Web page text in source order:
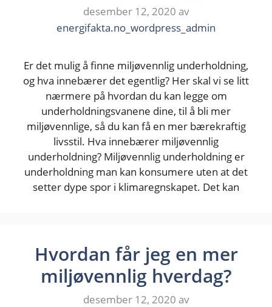
desember 12, 2020 av
energifakta.no_wordpress_admin
Er det mulig å finne miljøvennlig underholdning,
og hva innebærer det egentlig? Her skal vi se litt
nærmere på hvordan du kan legge om
underholdningsvanene dine, til å bli mer
miljøvennlige, så du kan få en mer bærekraftig
livsstil. Hva innebærer miljøvennlig
underholdning? Miljøvennlig underholdning er
underholdning man kan konsumere uten at det
setter dype spor i klimaregnskapet. Det kan
Hvordan får jeg en mer
miljøvennlig hverdag?
desember 12, 2020 av